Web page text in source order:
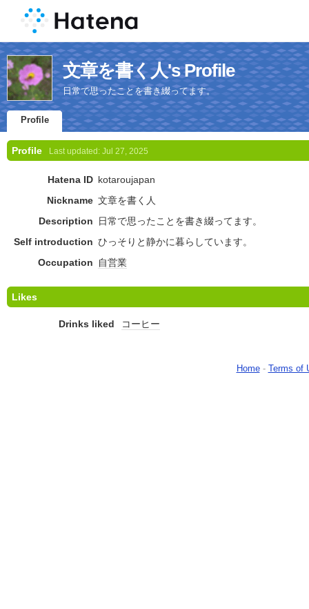
文章を書く人's Profile
日常で思ったことを書き綴ってます。
Profile
Profile Last updated: Jul 27, 2025
Hatena ID kotaroujapan
Nickname 文章を書く人
Description
日常で思ったことを書き綴ってます。
Self introduction ひっそりと静かに暮らしています。
Occupation
自営業
Likes
Drinks liked コーヒー
Home- Terms of